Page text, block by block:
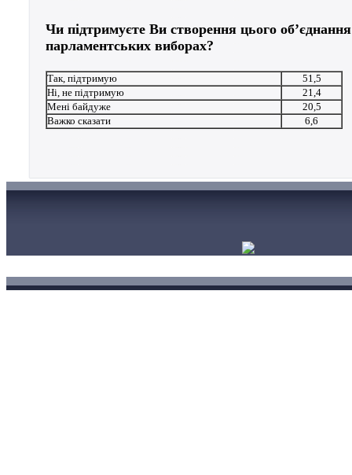
Чи підтримуєте Ви створення цього
парламентських виборах?
Так, підтримую
51,5
Ні, не підтримую
21,4
Мені байдуже
20,5
Важко сказати
6,6